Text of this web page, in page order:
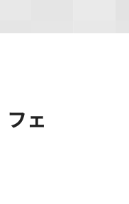
ェ